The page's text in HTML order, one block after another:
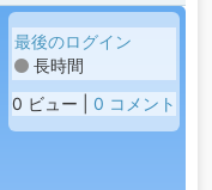
最後のログイン
長時間
0 ビュー | 0 コメント